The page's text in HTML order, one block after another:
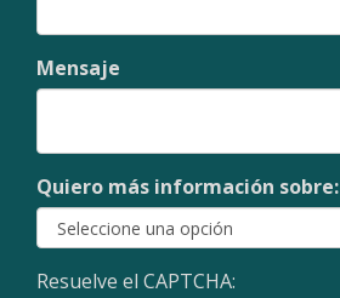
Mensaje
Quiero más información sobre:
Resuelve el CAPTCHA: